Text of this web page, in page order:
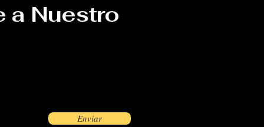
a Nuestro
Enviar